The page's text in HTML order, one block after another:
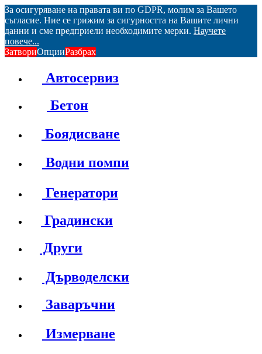
За осигуряване на правата ви по GDPR, молим за Вашето
съгласие. Ние се грижим за сигурността на Вашите лични
данни и сме предприели необходимите мерки. Научете
повече...
ЗатвориОпцииРазбрах
Автосервиз
Бетон
Боядисване
Водни помпи
Генератори
Градински
Други
Дърводелски
Заваръчни
Измерване